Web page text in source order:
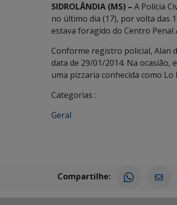
SIDROLÂNDIA (MS) – A Polícia
no último dia (17), por volta das
estava foragido do Centro
Conforme registro policial, Alan
data de 29/01/2014. Na
uma pizzaria conhecida como Lo
Categorias :
Geral
Compartilhe: